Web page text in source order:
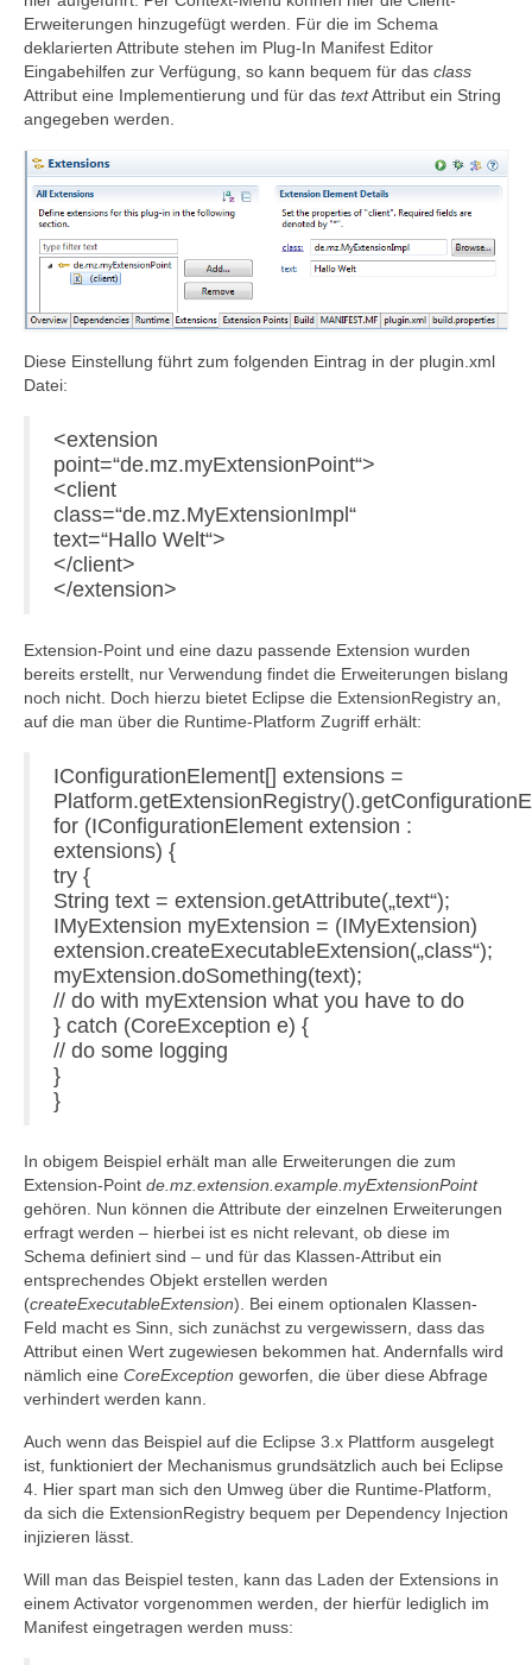
Erweiterungen hinzugefügt werden. Für die im Schema
deklarierten Attribute stehen im Plug-In Manifest Editor
Eingabehilfen zur Verfügung, so kann bequem für das class
Attribut eine Implementierung und für das textAttribut ein String
angegeben werden.
Diese Einstellung führt zum folgenden Eintrag in der plugin.xml
Datei:
<extension
point=“de.mz.myExtensionPoint“>
<client
class=“de.mz.MyExtensionImpl“
text=“Hallo Welt“>
</client>
</extension>
Extension-Point und eine dazu passende Extension wurden
bereits erstellt, nur Verwendung findet die Erweiterungen bislang
noch nicht. Doch hierzu bietet Eclipse die ExtensionRegistry an,
auf die man über die Runtime-Platform Zugriff erhält:
IConfigurationElement[] extensions =
for (IConfigurationElement extension :
extensions) {
try {
String text = extension.getAttribute(„text“);
IMyExtension myExtension = (IMyExtension)
extension.createExecutableExtension(„class“);
myExtension.doSomething(text);
// do with myExtension what you have to do
} catch (CoreException e) {
// do some logging
}
}
In obigem Beispiel erhält man alle Erweiterungen die zum
Extension-Point de.mz.extension.example.myExtensionPoint
gehören. Nun können die Attribute der einzelnen Erweiterungen
erfragt werden – hierbei ist es nicht relevant, ob diese im
Schema definiert sind – und für das Klassen-Attribut ein
entsprechendes Objekt erstellen werden
(createExecutableExtension). Bei einem optionalen Klassen-
Feld macht es Sinn, sich zunächst zu vergewissern, dass das
Attribut einen Wert zugewiesen bekommen hat. Andernfalls wird
nämlich eine CoreException geworfen, die über diese Abfrage
verhindert werden kann.
Auch wenn das Beispiel auf die Eclipse 3.x Plattform ausgelegt
ist, funktioniert der Mechanismus grundsätzlich auch bei Eclipse
4. Hier spart man sich den Umweg über die Runtime-Platform,
da sich die ExtensionRegistry bequem per Dependency Injection
injizieren lässt.
Will man das Beispiel testen, kann das Laden der Extensions in
einem Activator vorgenommen werden, der hierfür lediglich im
Manifest eingetragen werden muss: